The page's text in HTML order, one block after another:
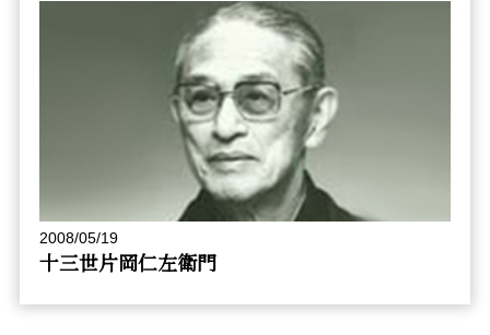
2008/05/19
十三世片岡仁左衛門